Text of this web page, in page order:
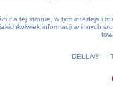
na tej stronie, w tym interfejs i
informacji w innych
DELLA® —